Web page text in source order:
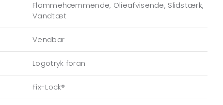
Flammehæmmende, Olieafvisende, Slidstærk,
Vandtæt
Vendbar
Logotryk foran
Fix-Lock®